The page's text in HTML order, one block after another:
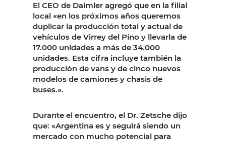
El CEO de Daimler agregó que en la filial
local «en los próximos años queremos
duplicar la producción total y actual de
vehículos de Virrey del Pino y llevarla de
17.000 unidades a más de 34.000
unidades. Esta cifra incluye también la
producción de vans y de cinco nuevos
modelos de camiones y chasis de
buses.».
Durante el encuentro, el Dr. Zetsche dijo
que: «Argentina es y seguirá siendo un
mercado con mucho potencial para